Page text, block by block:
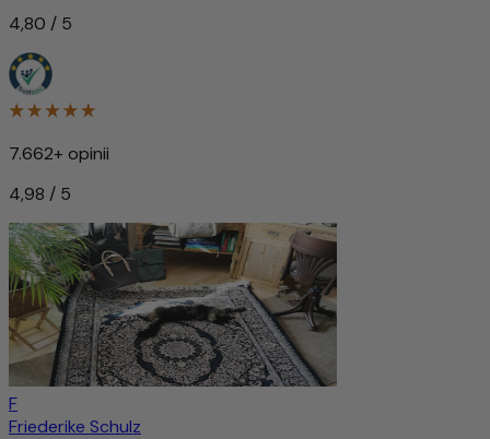
4,80 / 5
7.662+ opinii
4,98 / 5
F
Friederike Schulz